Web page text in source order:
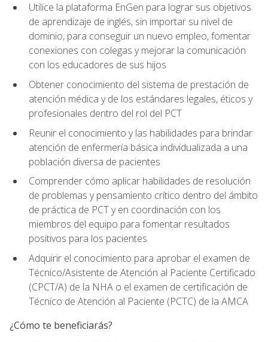
Utilice la plataforma EnGen para lograr sus objetivos
de aprendizaje de inglés, sin importar su nivel de
dominio, para conseguir un nuevo empleo, fomentar
conexiones con colegas y mejorar la comunicación
con los educadores de sus hijos
Obtener conocimiento del sistema de prestación de
atención médica y de los estándares legales, éticos y
profesionales dentro del rol del PCT
Reunir el conocimiento y las habilidades para brindar
atención de enfermería básica individualizada a una
población diversa de pacientes
Comprender cómo aplicar habilidades de resolución
de problemas y pensamiento crítico dentro del ámbito
de práctica de PCT y en coordinación con los
miembros del equipo para fomentar resultados
positivos para los pacientes
Adquirir el conocimiento para aprobar el examen de
Técnico/Asistente de Atención al Paciente Certificado
(CPCT/A) de la NHA o el examen de certificación de
Técnico de Atención al Paciente (PCTC) de la AMCA
¿Cómo te beneficiarás?